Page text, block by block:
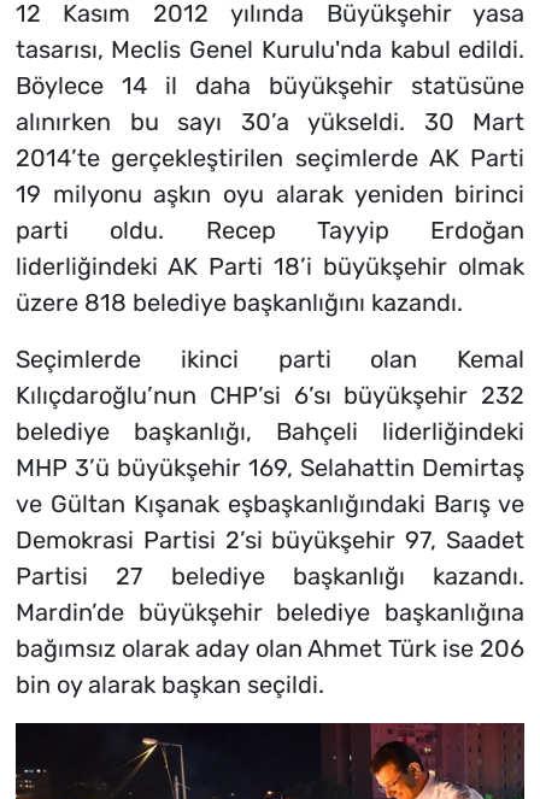
12 Kasım 2012 yılında Büyükşehir yasa
tasarısı, Meclis Genel Kurulu'nda kabul edildi.
Böylece 14 il daha büyükşehir statüsüne
alınırken bu sayı 30’a yükseldi. 30 Mart
2014’te gerçekleştirilen seçimlerde AK Parti
19 milyonu aşkın oyu alarak yeniden birinci
parti oldu. Recep Tayyip Erdoğan
liderliğindeki AK Parti 18’i büyükşehir olmak
üzere 818 belediye başkanlığını kazandı.
Seçimlerde ikinci parti olan Kemal
Kılıçdaroğlu’nun CHP’si 6’sı büyükşehir 232
belediye başkanlığı, Bahçeli liderliğindeki
MHP 3’ü büyükşehir 169, Selahattin Demirtaş
ve Gültan Kışanak eşbaşkanlığındaki Barış ve
Demokrasi Partisi 2’si büyükşehir 97, Saadet
Partisi 27 belediye başkanlığı kazandı.
Mardin’de büyükşehir belediye başkanlığına
bağımsız olarak aday olan Ahmet Türk ise 206
bin oy alarak başkan seçildi.